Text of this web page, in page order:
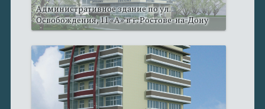
Административное здание по ул.
Освобождения, 11 «А» в г. Ростове-на-Дону